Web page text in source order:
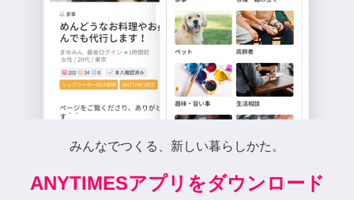
みんなでつくる、新しい暮らしかた。
ANYTIMESアプリをダウンロード